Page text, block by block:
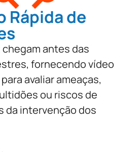
Rápida de
chegam antes das
fornecendo vídeo
avaliar ameaças,
ou riscos de
da intervenção dos